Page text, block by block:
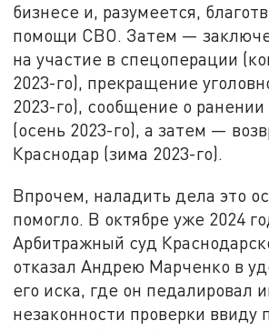
бизнесе и, разумеется,
помощи СВО. Затем —
на участие в спецоперации
2023-го), прекращение
2023-го), сообщение о ранении
(осень 2023-го), а затем —
Краснодар (зима 2023-го).
Впрочем, наладить дела это
помогло. В октябре уже 2024
Арбитражный суд
отказал Андрею Марченко в
его иска, где он педалировал
незаконности проверки ввиду